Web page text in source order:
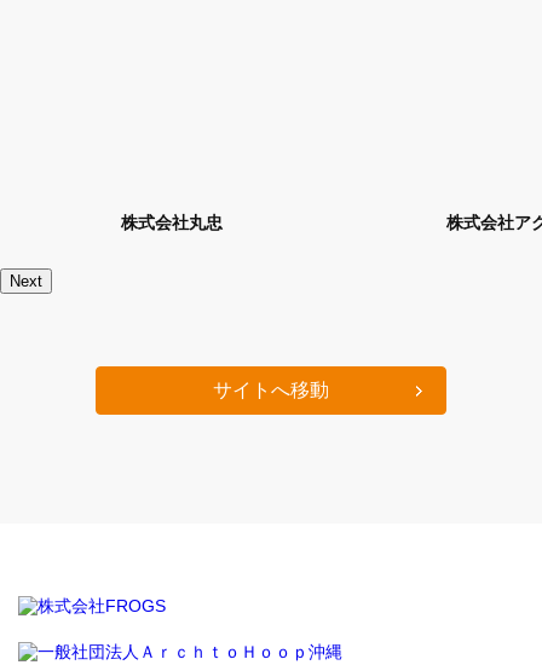
株式会社アクティブ 株式
Next
サイトへ移動